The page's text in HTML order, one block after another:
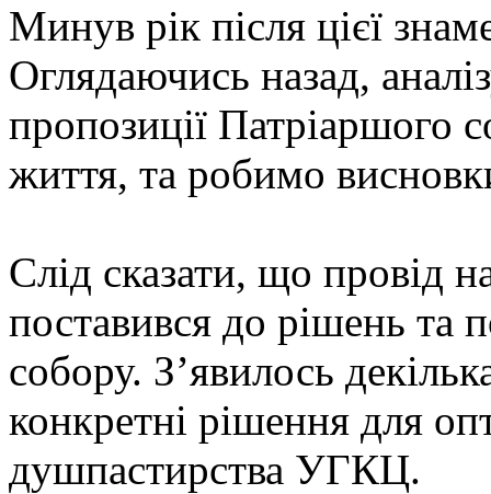
Минув рік після цієї
Оглядаючись назад,
пропозиції Патріаршого
життя, та робимо
Слід сказати, що провід
поставився до рішень та
собору. З’явилось
конкретні рішення для
душпастирства УГКЦ.